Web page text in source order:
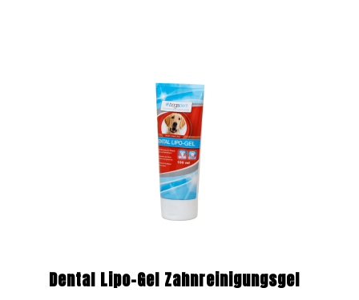
Dental Lipo-Gel Zahnreinigungsgel